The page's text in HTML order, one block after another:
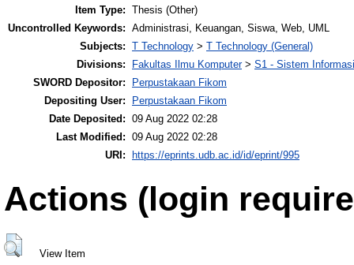
Item Type: Thesis (Other)
Uncontrolled Keywords: Administrasi, Keuangan, Siswa, Web, UML
Subjects: T Technology > T Technology (General)
Divisions:
Fakultas Ilmu Komputer> S1 - Sistem Informasi
SWORD Depositor:
Perpustakaan Fikom
Depositing User:
Perpustakaan Fikom
Date Deposited: 09 Aug 2022 02:28
Last Modified: 09 Aug 2022 02:28
URI:
https://eprints.udb.ac.id/id/eprint/995
Actions (login
View Item